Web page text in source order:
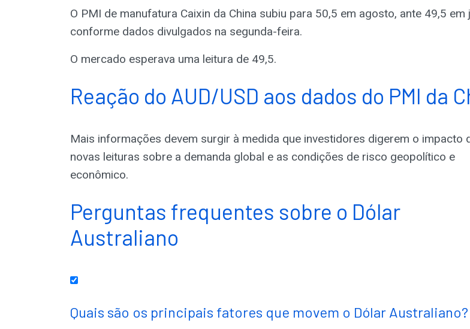
O PMI de manufatura Caixin da China subiu para 50,5 em agosto, ante 49,5 em
conforme dados divulgados na segunda-feira.
O mercado esperava uma leitura de 49,5.
Reação do AUD/USD aos dados do PMI da
Mais informações devem surgir à medida que investidores digerem o impacto
novas leituras sobre a demanda global e as condições de risco geopolítico e
econômico.
Perguntas frequentes sobre o Dólar
Australiano
Quais são os principais fatores que movem o Dólar Australiano?